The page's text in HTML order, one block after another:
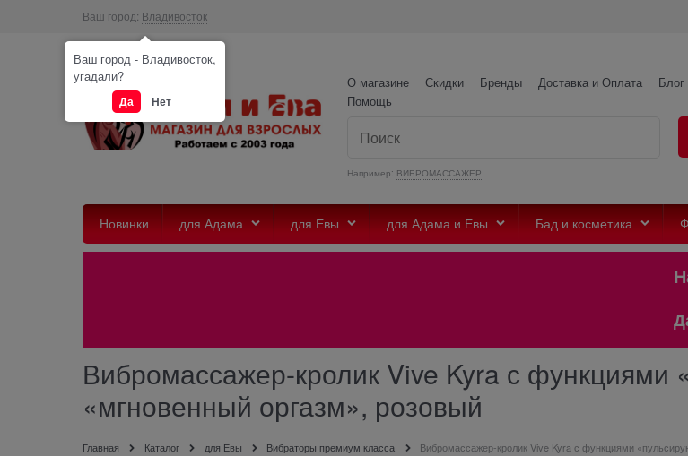
Ваш город: Владивосток
О магазине Скидки Бренды Доставка и Оплата Блог
Помощь
Например: ВИБРОМАССАЖЕР
Новинки для Адама для Евы для Адама и Евы Бад и косметика
Наш
Данный
Вибромассажер-кролик Vive Kyra с функциями
«мгновенный оргазм», розовый
Главная Каталог для Евы Вибраторы премиум класса Вибромассажер-кролик Vive Kyra с функциями
Ваш город - Владивосток,
угадали?
Да Нет